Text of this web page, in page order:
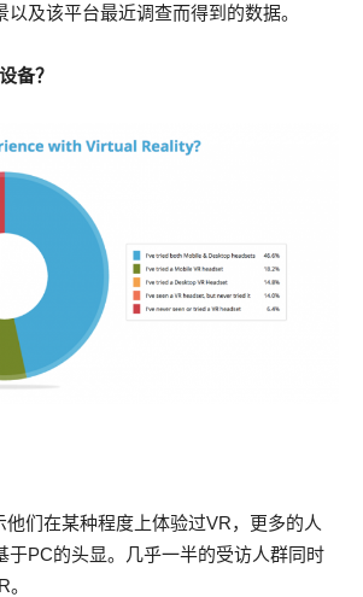
及该平台最近调查而得到的数据。
备？
他们在某种程度上体验过VR，更多的人
于PC的头显。几乎一半的受访人群同时